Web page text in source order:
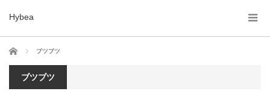
Hybea
ホーム ブツブツ
ブツブツ